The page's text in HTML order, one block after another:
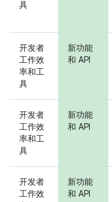
具
开发者
工作效
率和工
具
新功能
和 API
开发者
工作效
率和工
具
新功能
和 API
开发者
工作效
新功能
和 API